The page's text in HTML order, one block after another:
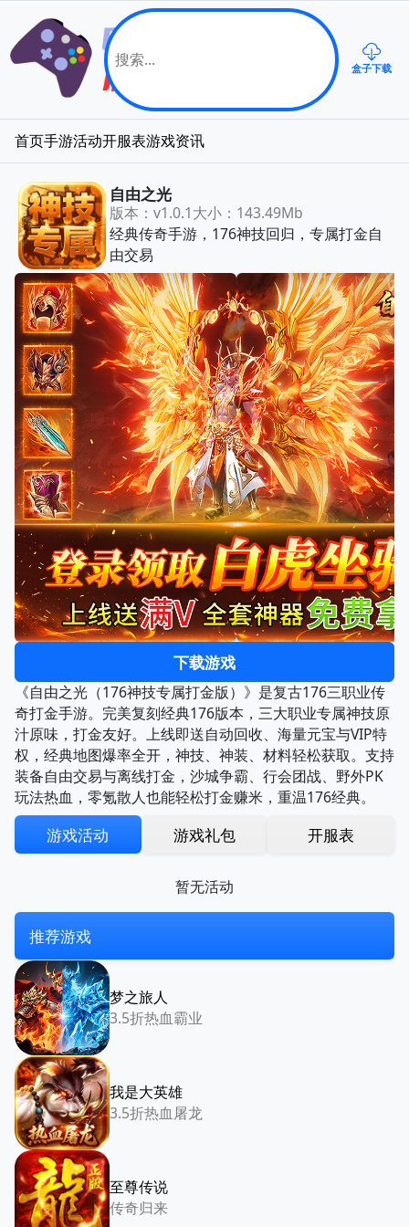
盒子下载
首页手游活动开服表游戏资讯
自由之光
版本：v1.0.1大小：143.49Mb
经典传奇手游，176神技回归，专属打金自
由交易
下载游戏
《自由之光（176神技专属打金版）》是复古176三职业传
奇打金手游。完美复刻经典176版本，三大职业专属神技原
汁原味，打金友好。上线即送自动回收、海量元宝与VIP特
权，经典地图爆率全开，神技、神装、材料轻松获取。支持
装备自由交易与离线打金，沙城争霸、行会团战、野外PK
玩法热血，零氪散人也能轻松打金赚米，重温176经典。
游戏活动 游戏礼包 开服表
暂无活动
推荐游戏
梦之旅人
3.5折热血霸业
我是大英雄
3.5折热血屠龙
至尊传说
传奇归来